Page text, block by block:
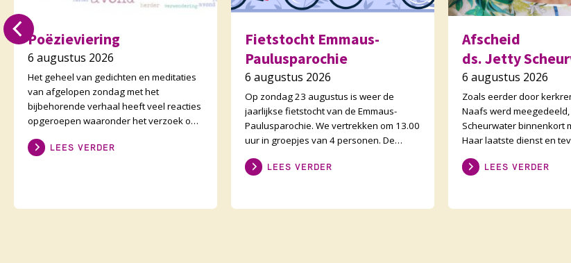
Poëzieviering
6 augustus 2026
Het geheel van gedichten en meditaties
van afgelopen zondag met het
bijbehorende verhaal heeft veel reacties
opgeroepen waaronder het verzoek om
daarvoor het preeka
LEES VERDER
Fietstocht Emmaus-
Paulusparochie
6 augustus 2026
Op zondag 23 augustus is weer de
jaarlijkse fietstocht van de Emmaus-
Paulusparochie. We vertrekken om 13.00
uur in groepjes van 4 personen. De
onderweg zijn er opdr
LEES VERDER
Afscheid
ds. Jetty
6 augustus 2026
Zoals eerder door
Naafs werd meegedeeld,
Scheurwater binnenkort
Haar laatste dienst en
is op zondLEES VERDER